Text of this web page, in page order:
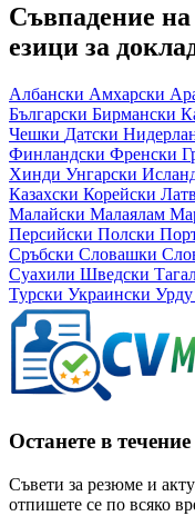
Съвпадение
езици за
Албански Амхарски
Български Бирмански
Чешки Датски
Финландски Френски
Хинди Унгарски
Казахски Корейски
Малайски Малаялам
Персийски Полски
Сръбски Словашки
Суахили Шведски
Турски Украински Урду
Останете в течение
Съвети за резюме и
отпишете се по всяко